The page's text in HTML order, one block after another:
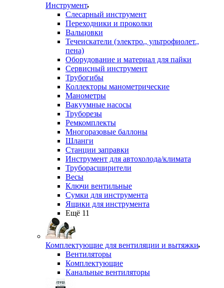
Инструмент
Слесарный инструмент
Переходники и проколки
Вальцовки
Течеискатели (электро., ультрофиолет.,
пена)
Оборудование и материал для пайки
Сервисный инструмент
Трубогибы
Коллекторы манометрические
Манометры
Вакуумные насосы
Труборезы
Ремкомплекты
Многоразовые баллоны
Шланги
Станции заправки
Инструмент для автохолода/климата
Труборасширители
Весы
Ключи вентильные
Сумки для инструмента
Ящики для инструмента
Ещё 11
Комплектующие для вентиляции и вытяжки
Вентиляторы
Комплектующие
Канальные вентиляторы